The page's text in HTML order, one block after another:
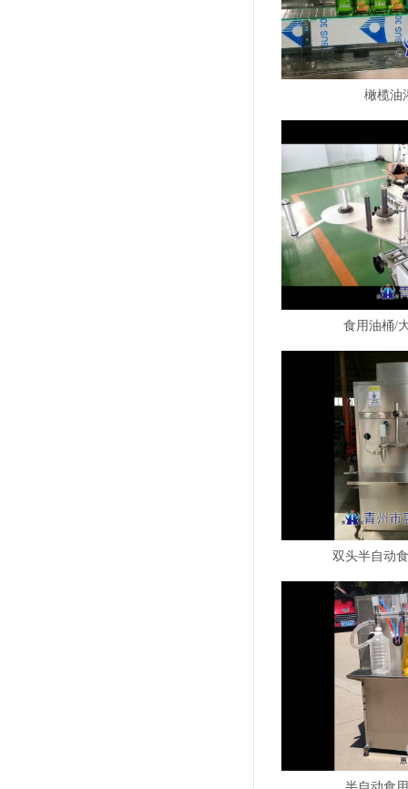
橄榄油
食用油桶/
双头半自动